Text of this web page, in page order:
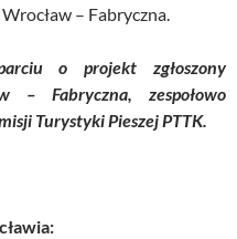
– Fabryczna.
o projekt zgłoszony
– Fabryczna, zespołowo
TurystykiPieszej PTTK.